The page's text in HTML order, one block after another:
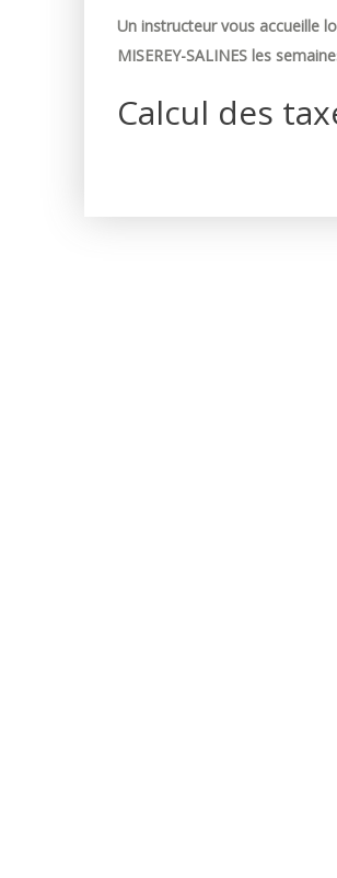
Un instructeur vous accueille
MISEREY-SALINES les
Calcul des